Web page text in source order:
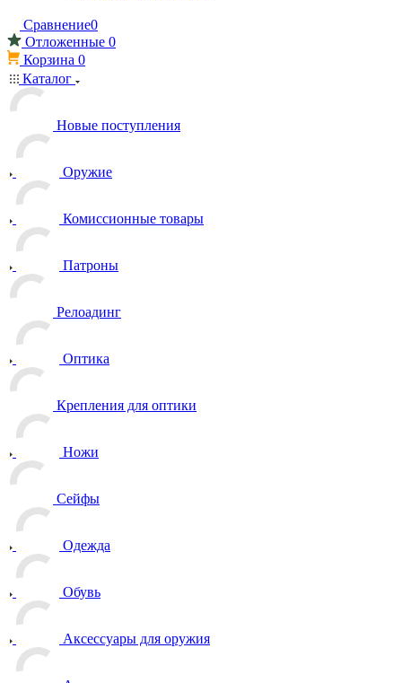
Сравнение0
Отложенные 0
Корзина 0
Каталог
Новые поступления
Оружие
Комиссионные товары
Патроны
Релоадинг
Оптика
Крепления для оптики
Ножи
Сейфы
Одежда
Обувь
Аксессуары для оружия